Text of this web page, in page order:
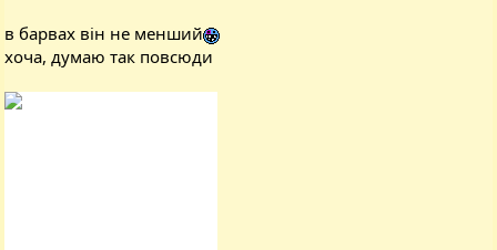
в барвах він не менший
хоча, думаю так повсюди